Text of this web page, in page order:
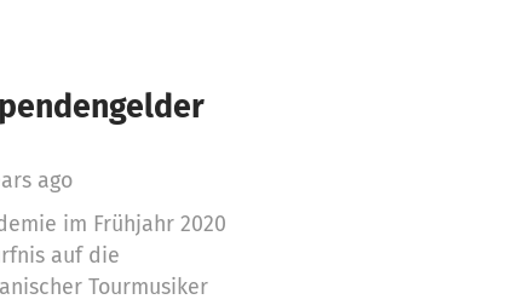
ago
im Frühjahr 2020
auf die
Tourmusiker